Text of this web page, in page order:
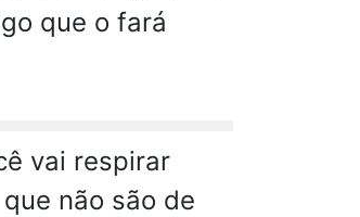
que o fará
vai respirar
não são de